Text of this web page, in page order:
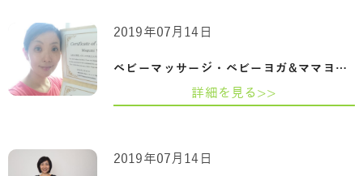
ベビーマッサージ・ベビーヨガ&ママヨガ『…
2019年07月14日
詳細を見る>>
2019年07月14日